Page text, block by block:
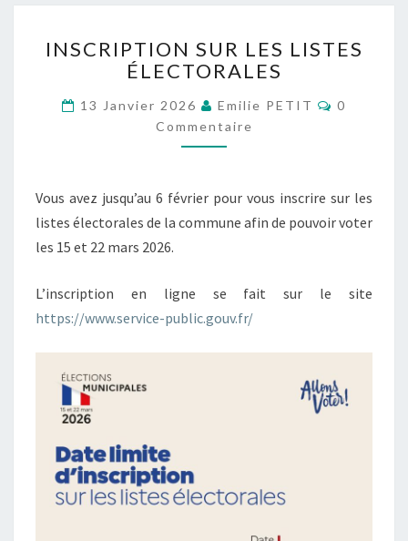
SUR
LES
ÉLECTORALES
INSCRIPTION SUR LES LISTES
ÉLECTORALES
13 Janvier 2026 Emilie PETIT
0
Commentaire
Vous avez jusqu’au 6 février pour vous inscrire sur les
listes électorales de la commune afin de pouvoir voter
les 15 et 22 mars 2026.
L’inscription en ligne se fait sur le site
https://www.service-public.gouv.fr/